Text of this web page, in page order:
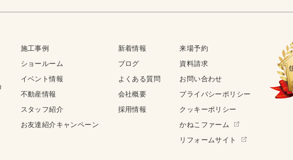
施工事例
ショールーム
イベント情報
不動産情報
スタッフ紹介
お友達紹介キャンペーン
新着情報
ブログ
よくある質問
会社概要
採用情報
来場予約
資料請求
お問い合わせ
プライバシーポリシー
クッキーポリシー
かねこファーム
リフォームサイト